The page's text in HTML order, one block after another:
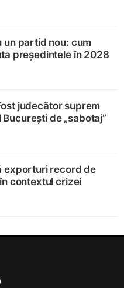
un partid nou: cum
președintele în 2028
judecător suprem
de „sabotaj”
exporturi record de
contextul crizei